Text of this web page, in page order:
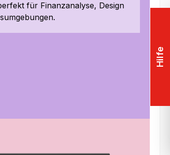
für Finanzanalyse, Design
Hilfe